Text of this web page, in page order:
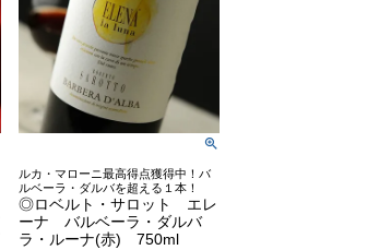
ルカ・マローニ最高得点獲得中！バ
ルベーラ・ダルバを超える１本！
◎ロベルト・サロット エレ
ーナ バルベーラ・ダルバ
ラ・ルーナ(赤) 750ml